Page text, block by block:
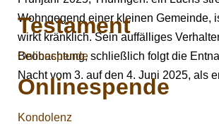
Testament
Onlinespende
Onlinespende
Kondolenz
Wohngegend einer kleinen Gemeinde,
wirkt kränklich. Sein auffälliges
Beobachtung, schließlich folgt die
Nacht vom 3. auf den 4. Juni 2025, als